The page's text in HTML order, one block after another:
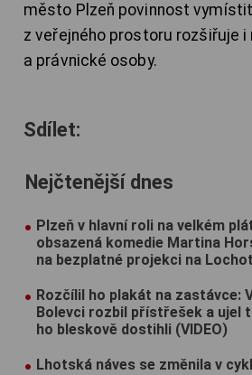
město Plzeň povinnost
z veřejného prostoru rozšiřuje i
a právnické osoby.
Sdílet:
Nejčtenější dnes
Plzeň v hlavní roli na velkém
obsazená komedie Martina
na bezplatné projekci na
Rozčílil ho plakát na zastávce:
Bolevci rozbil přístřešek a ujel
ho bleskově dostihli (VIDEO)
Lhotská náves se změnila v